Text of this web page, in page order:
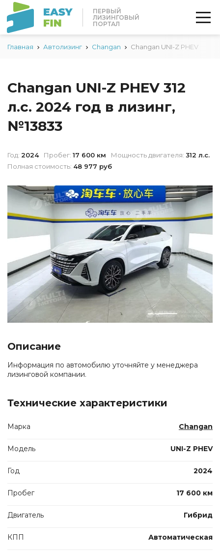
ПЕРВЫЙ
ЛИЗИНГОВЫЙ
ПОРТАЛ
Главная Автолизинг Changan Changan UNI-Z PHEV
Changan UNI-Z PHEV 312
л.с. 2024 год в лизинг,
№13833
Год: 2024 Пробег: 17 600 км Мощность двигателя: 312 л.с.
Полная стоимость: 48 977 руб
Описание
Информация по автомобилю уточняйте у менеджера
лизинговой компании.
Технические характеристики
Марка Changan
Модель UNI-Z PHEV
Год 2024
Пробег 17 600 км
Двигатель Гибрид
КПП Автоматическая